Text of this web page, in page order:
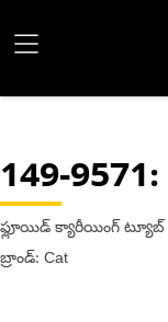
149-9571
ఫ్లూయిడ్ క్యారీయింగ్ ట్యూబ్
బ్రాండ్: Cat